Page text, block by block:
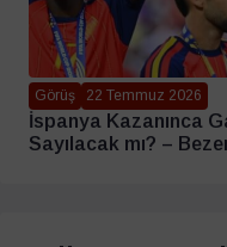
Görüş 22 Temmuz 2026
İspanya Kazanınca
Sayılacak mı? –